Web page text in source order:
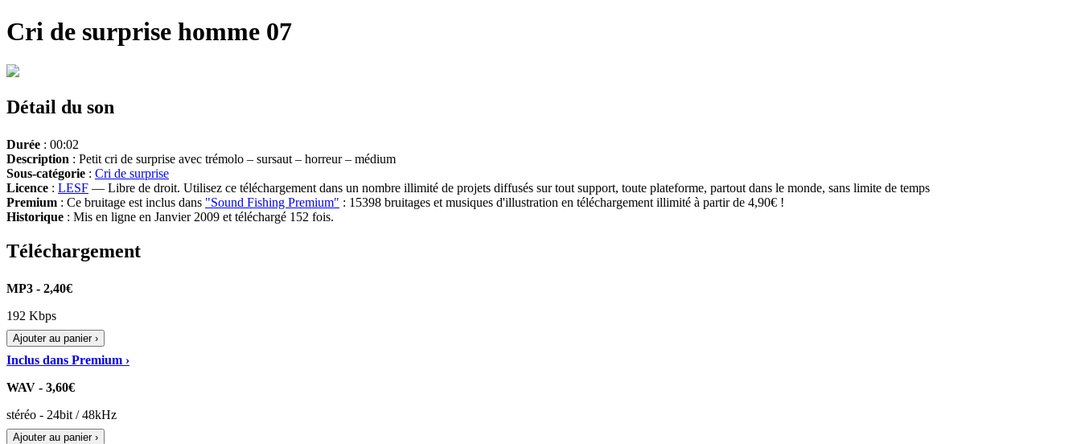
Cri de surprise homme 07
Détail du son
Durée : 00:02
Description : Petit cri de surprise avec trémolo – sursaut – horreur – médium
Sous-catégorie : Cri de surprise
Licence : LESF — Libre de droit. Utilisez ce téléchargement dans un nombre illimité de projets diffusés sur tout support, toute plateforme, partout dans le monde, sans limite de temps
Premium : Ce bruitage est inclus dans "Sound Fishing Premium" : 15398 bruitages et musiques d'illustration en téléchargement illimité à partir de 4,90€ !
Historique : Mis en ligne en Janvier 2009 et téléchargé 152 fois.
Téléchargement
MP3 - 2,40€
192 Kbps
Ajouter au panier ›
Inclus dans Premium ›
WAV - 3,60€
stéréo - 24bit / 48kHz
Ajouter au panier ›